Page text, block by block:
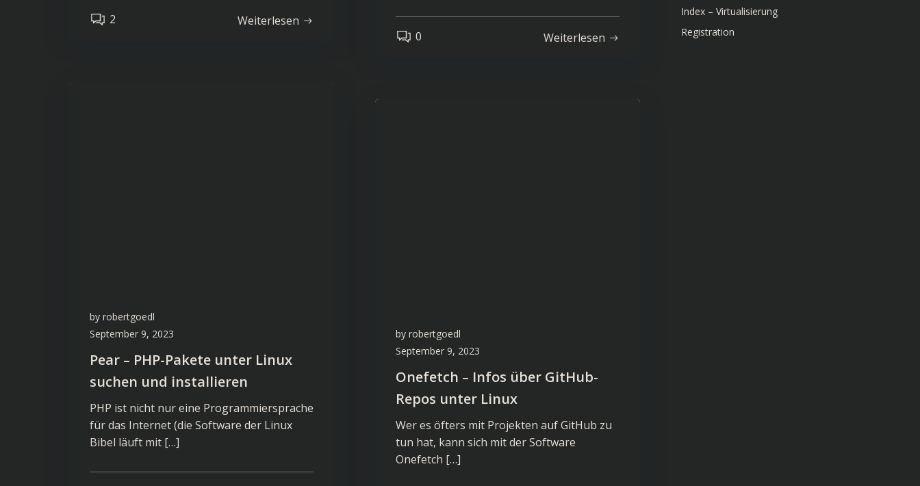
2 Weiterlesen
0 Weiterlesen
by robertgoedl
September 9, 2023
Pear – PHP-Pakete unter Linux
suchen und installieren
PHP ist nicht nur eine Programmiersprache
für das Internet (die Software der Linux
Bibel läuft mit […]
by robertgoedl
September 9, 2023
Onefetch – Infos über GitHub-
Repos unter Linux
Wer es öfters mit Projekten auf GitHub zu
tun hat, kann sich mit der Software
Onefetch […]
Index – Virtualisierung
Registration